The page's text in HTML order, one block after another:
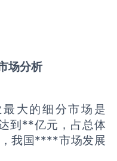
场分析
大的细分市场是
到**亿元，占总体
我国****市场发展